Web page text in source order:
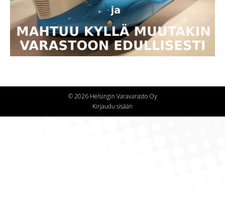
© 2026 Helsingin Varavarasto Oy
Kirjaudu sisään